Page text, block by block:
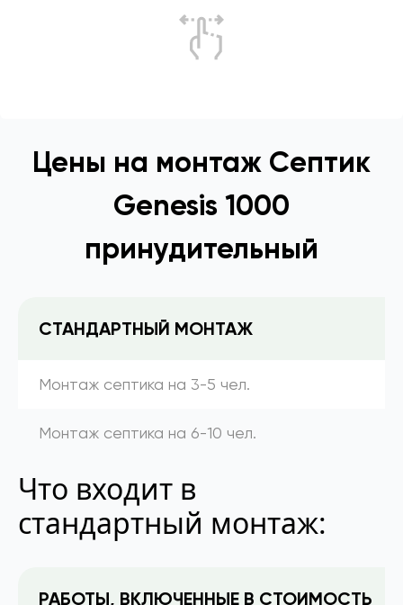
Цены на монтаж Септик
Genesis 1000
принудительный
СТАНДАРТНЫЙ МОНТАЖ
Монтаж септика на 3-5 чел.
Монтаж септика на 6-10 чел.
Что входит в
стандартный монтаж:
РАБОТЫ, ВКЛЮЧЕННЫЕ В СТОИМОСТЬ